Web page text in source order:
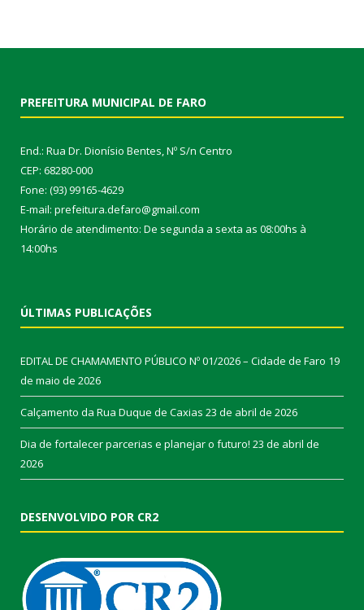
PREFEITURA MUNICIPAL DE FARO
End.: Rua Dr. Dionísio Bentes, Nº S/n Centro
CEP: 68280-000
Fone: (93) 99165-4629
E-mail: prefeitura.defaro@gmail.com
Horário de atendimento: De segunda a sexta as 08:00hs à
14:00hs
ÚLTIMAS PUBLICAÇÕES
EDITAL DE CHAMAMENTO PÚBLICO Nº 01/2026 – Cidade de Faro 19
de maio de 2026
Calçamento da Rua Duque de Caxias 23 de abril de 2026
Dia de fortalecer parcerias e planejar o futuro! 23 de abril de
2026
DESENVOLVIDO POR CR2